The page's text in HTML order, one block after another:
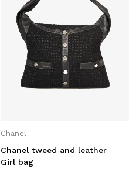
Chanel
Chanel tweed and leather
Girl bag